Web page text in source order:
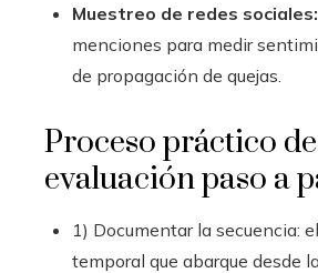
Muestreo de redes sociales:
menciones para medir
de propagación de quejas.
Proceso práctico de
evaluación paso a
1) Documentar la secuencia:
temporal que abarque desde